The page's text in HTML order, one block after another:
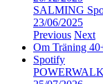
SALMING
23/06/2025
Previous Next
Om Träning
Spotify